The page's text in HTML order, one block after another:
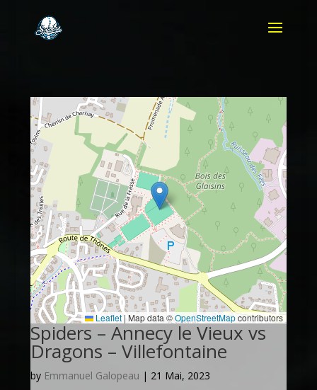
Leaflet | Map data ©OpenStreetMapcontributors
Spiders – Annecy le Vieux vs
Dragons – Villefontaine
by Emmanuel Galopeau | 21 Mai, 2023